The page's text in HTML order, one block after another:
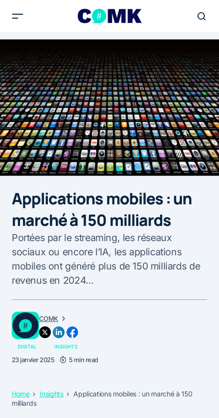
Applications mobiles : un
marché à 150 milliards
Portées par le streaming, les réseaux
sociaux ou encore l’IA, les applications
mobiles ont généré plus de 150 milliards de
revenus en 2024…
COMK
DIGITAL INSIGHTS
23 janvier 2025 5 min read
Home Insights
Applications mobiles : un marché à 150
milliards